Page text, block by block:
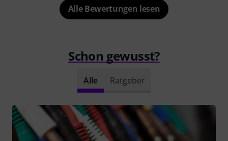
Alle Bewertungen lesen
Schon gewusst?
Alle Ratgeber